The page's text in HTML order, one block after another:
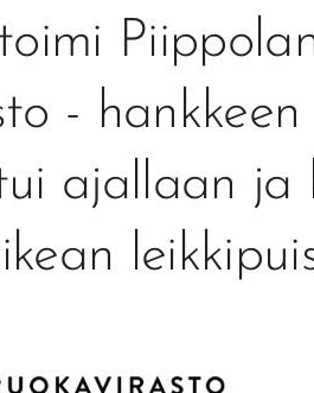
-
ajallaan